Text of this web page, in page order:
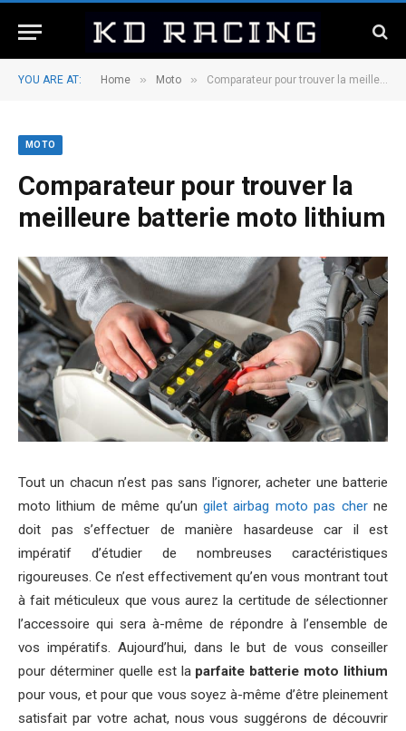
YOU ARE AT: Home » Moto » Comparateur pour trouver la meilleure batterie moto lithium
MOTO
Comparateur pour trouver la
meilleure batterie moto lithium
Tout un chacun n’est pas sans l’ignorer, acheter une batterie
moto lithium de même qu’un gilet airbag moto pas cherne
doit pas s’effectuer de manière hasardeuse car il est
impératif d’étudier de nombreuses caractéristiques
rigoureuses. Ce n’est effectivement qu’en vous montrant tout
à fait méticuleux que vous aurez la certitude de sélectionner
l’accessoire qui sera à-même de répondre à l’ensemble de
vos impératifs. Aujourd’hui, dans le but de vous conseiller
pour déterminer quelle est la parfaite batterie moto lithium
pour vous, et pour que vous soyez à-même d’être pleinement
satisfait par votre achat, nous vous suggérons de découvrir